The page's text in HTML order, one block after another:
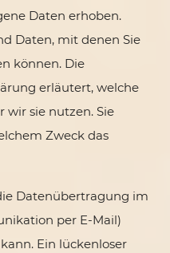
Daten erhoben.
Daten, mit denen Sie
können. Die
erläutert, welche
wir sie nutzen. Sie
Zweck das
Datenübertragung im
per E-Mail)
Ein lückenloser